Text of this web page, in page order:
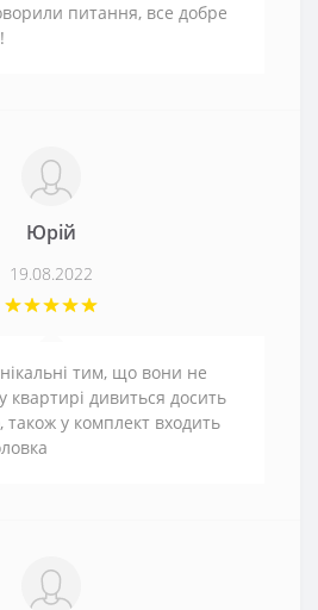
питання, все добре
Юрій
19.08.2022
тим, що вони не
квартирі дивиться досить
також у комплект входить